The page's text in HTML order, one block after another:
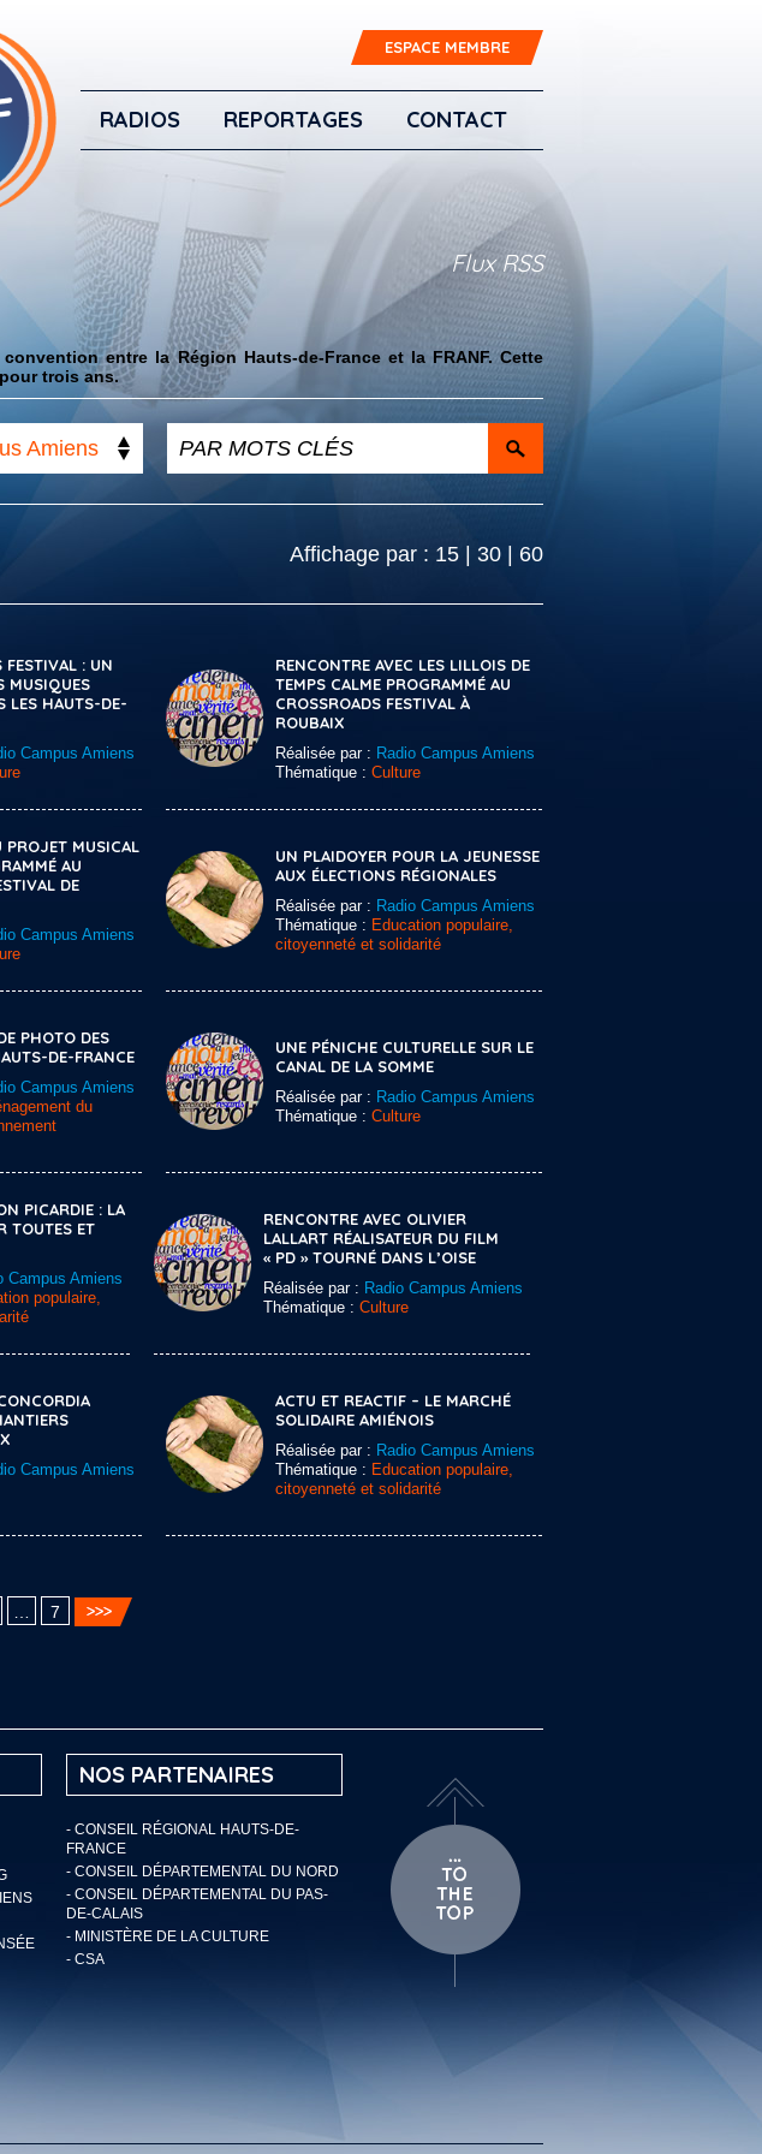
ESPACE MEMBRE
RADIOS REPORTAGES CONTACT
Flux RSS
entre la Région Hauts-de-France et la FRANF. Cette
trois ans.
Amiens
Affichage par : 15 30 60
FESTIVAL : UN
MUSIQUES
LES HAUTS-DE-
Campus Amiens
RENCONTRE AVEC LES LILLOIS DE
TEMPS CALME PROGRAMMÉ AU
CROSSROADS FESTIVAL À
ROUBAIX
Réalisée par : Radio Campus Amiens
Thématique : Culture
PROJET MUSICAL
AU
DE
Campus Amiens
UN PLAIDOYER POUR LA JEUNESSE
AUX ÉLECTIONS RÉGIONALES
Réalisée par : Radio Campus Amiens
Thématique : Education populaire,
citoyenneté et solidarité
PHOTO DES
DE-FRANCE
Campus Amiens
du
UNE PÉNICHE CULTURELLE SUR LE
CANAL DE LA SOMME
Réalisée par : Radio Campus Amiens
Thématique : Culture
PICARDIE : LA
TOUTES ET
Campus Amiens
populaire,
RENCONTRE AVEC OLIVIER
LALLART RÉALISATEUR DU FILM
« PD » TOURNÉ DANS L’OISE
Réalisée par : Radio Campus Amiens
Thématique : Culture
Campus Amiens
ACTU ET REACTIF – LE MARCHÉ
SOLIDAIRE AMIÉNOIS
Réalisée par : Radio Campus Amiens
Thématique : Education populaire,
citoyenneté et solidarité
7
NOS PARTENAIRES
- CONSEIL RÉGIONAL HAUTS-DE-
FRANCE
- CONSEIL DÉPARTEMENTAL DU NORD
- CONSEIL DÉPARTEMENTAL DU PAS-
DE-CALAIS
- MINISTÈRE DE LA CULTURE
- CSA